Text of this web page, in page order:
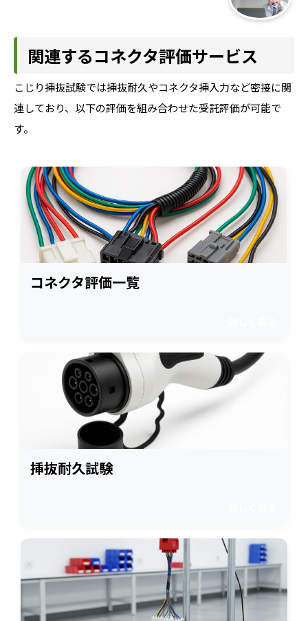
関連するコネクタ評価サービス
こじり挿抜試験では挿抜耐久やコネクタ挿入力など密接に関
連しており、以下の評価を組み合わせた受託評価が可能で
す。
コネクタ評価一覧
挿抜耐久試験